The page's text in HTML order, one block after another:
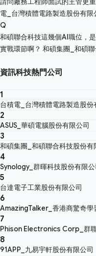
電_台灣積體電路製造股份有限
Q
和碩聯合科技這幾個AI職位，
實戰環節啊？ 和碩集團_和碩
資訊科技熱門公司
1
台積電_台灣積體電路製造股份
2
ASUS_華碩電腦股份有限公司
3
和碩集團_和碩聯合科技股份有
4
Synology_群暉科技股份有限公
5
台達電子工業股份有限公司
6
AmazingTalker_香港商驚奇學
7
Phison Electronics Corp_群
8
91APP_九易宇軒股份有限公司